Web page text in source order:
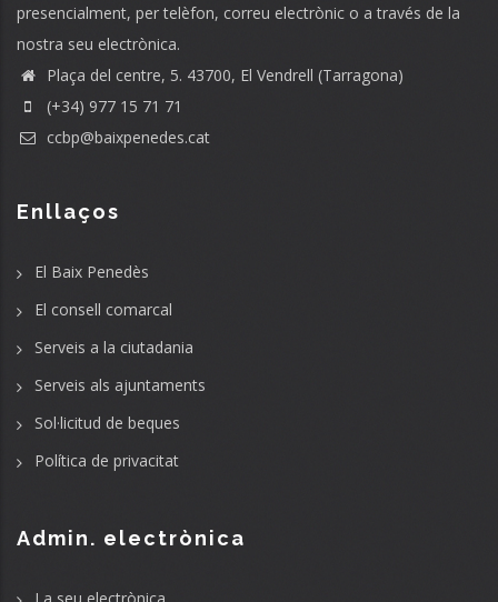
presencialment, per telèfon, correu electrònic o a través de la
nostra seu electrònica.
Plaça del centre, 5. 43700, El Vendrell (Tarragona)
(+34) 977 15 71 71
ccbp@baixpenedes.cat
Enllaços
El Baix Penedès
El consell comarcal
Serveis a la ciutadania
Serveis als ajuntaments
Sol·licitud de beques
Política de privacitat
Admin. electrònica